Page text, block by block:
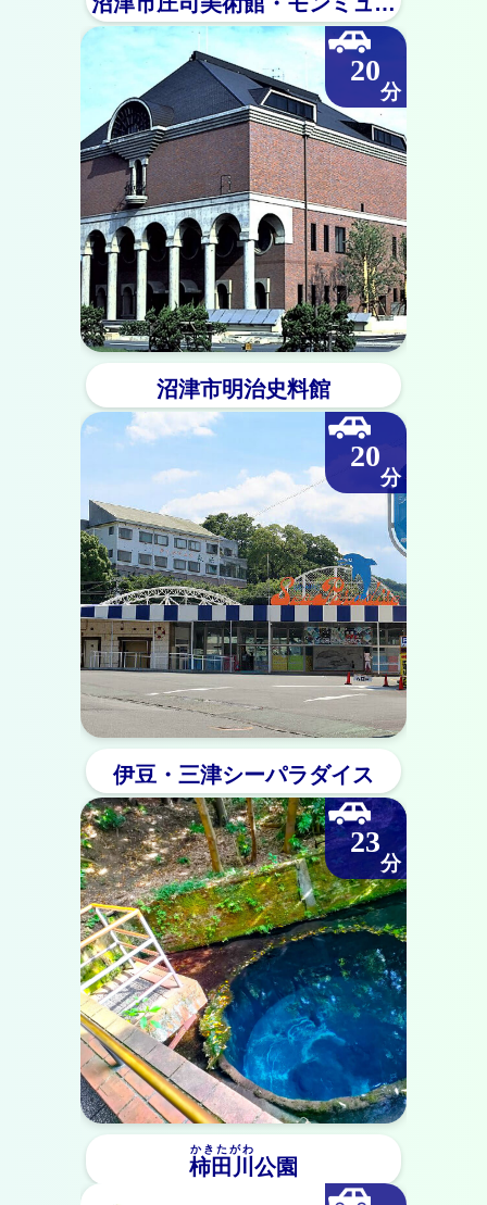
沼津
沼津市明治史料館
20
伊豆・三津シーパラダイス
20
柿田川
かきたがわ
公園
23